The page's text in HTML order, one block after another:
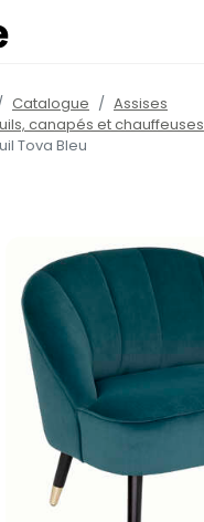
Catalogue
Assises
canapés et chauffeuses
Tova Bleu